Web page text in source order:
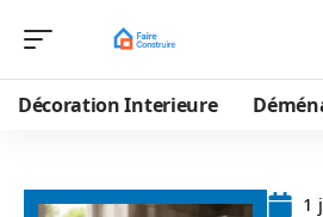
Décoration Interieure
1